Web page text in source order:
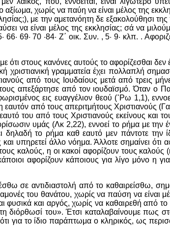
χωρίς να παύη να είναι μέλος της
με την αμετανόητη δε εξακολούθησι
να είναι μέλος της εκκλησίας; σά να
69· 70 ·84· Ζ΄ οικ. Συν. , 5· 9· κλπ. .
στους κανόνες αυτούς το αφορίζεσθαι δεν
χριστιανική γραμματεία έχει πολλαπλή
από τους Ιουδαίους μετά από τρεις
απεξάρτησε από τον ιουδαϊσμό. Όταν ο
εις ευαγγέλιον θεού (῾Ρω 1,1),
από τους απεριτμήτους Χριστιανούς
του από τους Χριστιανούς εκείνους
υμάς (Λκ 2,22), εννοεί το ρήμα με την
το ρήμα καθ εαυτό μεν πάντοτε την
υπηρετεί άλλο νόημα. Άλλοτε σημαίνει ότι
καλούς, η οι κακοί αφορίζουν τους καλούς
αφορίζουν κάποιους για λίγο μόνο
σε αντιδιαστολή από το καθαιρείσθω,
του θανάτου, χωρίς να παύση να είναι
φυσικά και αργός, χωρίς να καθαιρεθή από
τη διόρθωσί του». Έτσι καταλαβαίνουμε πως
για το ίδιο παράπτωμα ο κληρικός, ως